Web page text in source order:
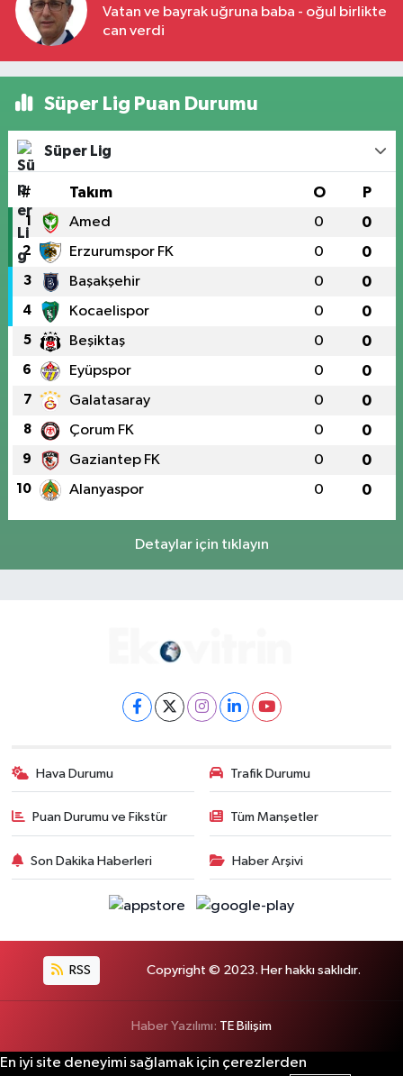
Vatan ve bayrak uğruna baba - oğul birlikte
can verdi
Süper Lig Puan Durumu
Süper Lig
# Takım O P
1 Amed 0 0
2 Erzurumspor FK 0 0
3 Başakşehir 0 0
4 Kocaelispor 0 0
5 Beşiktaş 0 0
6 Eyüpspor 0 0
7 Galatasaray 0 0
8 Çorum FK 0 0
9 Gaziantep FK 0 0
10 Alanyaspor 0 0
Detaylar için tıklayın
Hava Durumu Trafik Durumu
Puan Durumu ve Fikstür Tüm Manşetler
Son Dakika Haberleri Haber Arşivi
RSS Copyright © 2023. Her hakkı saklıdır.
Haber Yazılımı: TE Bilişim
En iyi site deneyimi sağlamak için çerezlerden